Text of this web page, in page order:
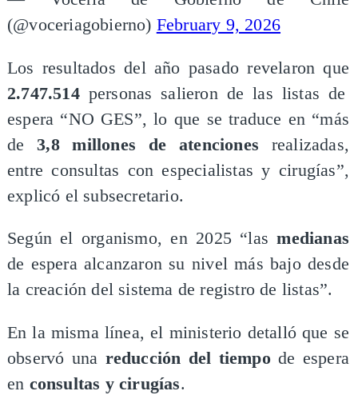
(@voceriagobierno) February 9, 2026
Los resultados del año pasado revelaron que
2.747.514personas salieron de las listas de
espera “NO GES”, lo que se traduce en “más
de 3,8 millones de atenciones realizadas,
entre consultas con especialistas y cirugías”,
explicó el subsecretario.
Según el organismo, en 2025 “lasmedianas
de espera alcanzaron su nivel más bajo desde
la creación del sistema de registro de listas”.
En la misma línea, el ministerio detalló que se
observó una reducción del tiempode espera
en consultas y cirugías.